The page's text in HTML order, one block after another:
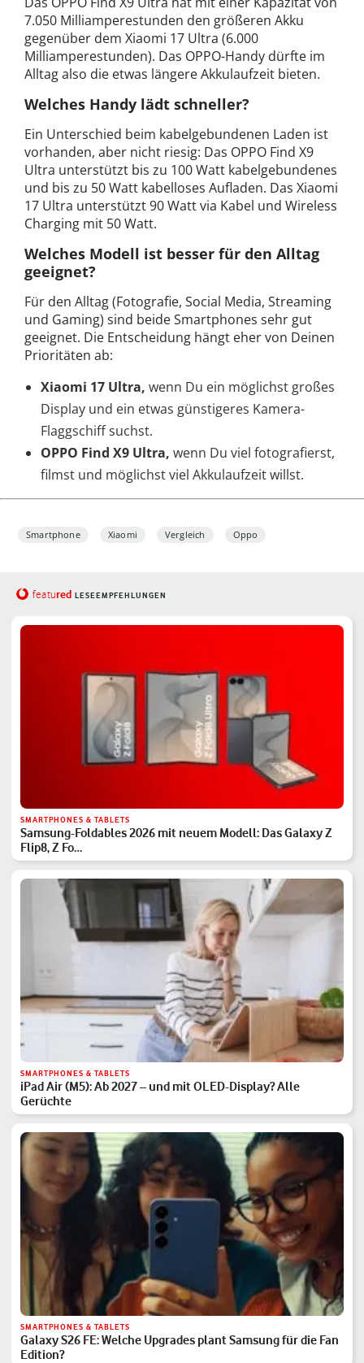
7.050 Milliamperestunden den größeren Akku
gegenüber dem Xiaomi 17 Ultra (6.000
Milliamperestunden). Das OPPO-Handy dürfte im
Alltag also die etwas längere Akkulaufzeit bieten.
Welches Handy lädt schneller?
Ein Unterschied beim kabelgebundenen Laden ist
vorhanden, aber nicht riesig: Das OPPO Find X9
Ultra unterstützt bis zu 100 Watt kabelgebundenes
und bis zu 50 Watt kabelloses Aufladen. Das Xiaomi
17 Ultra unterstützt 90 Watt via Kabel und Wireless
Charging mit 50 Watt.
Welches Modell ist besser für den Alltag
geeignet?
Für den Alltag (Fotografie, Social Media, Streaming
und Gaming) sind beide Smartphones sehr gut
geeignet. Die Entscheidung hängt eher von Deinen
Prioritäten ab:
Xiaomi 17 Ultra, wenn Du ein möglichst großes
Display und ein etwas günstigeres Kamera-
Flaggschiff suchst.
OPPO Find X9 Ultra, wenn Du viel fotografierst,
filmst und möglichst viel Akkulaufzeit willst.
Smartphone Xiaomi Vergleich Oppo
featured LESEEMPFEHLUNGEN
SMARTPHONES & TABLETS
Samsung-Foldables 2026 mit neuem Modell: Das Galaxy Z
Flip8, Z Fo…
SMARTPHONES & TABLETS
iPad Air (M5): Ab 2027 – und mit OLED-Display? Alle
Gerüchte
SMARTPHONES & TABLETS
Galaxy S26 FE: Welche Upgrades plant Samsung für die Fan
Edition?